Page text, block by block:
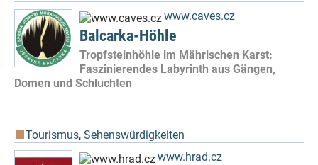
www.caves.cz
Balcarka-Höhle
Tropfsteinhöhle im Mährischen Karst:
Faszinierendes Labyrinth aus Gängen,
Domen und Schluchten
Tourismus, Sehenswürdigkeiten
www.hrad.cz